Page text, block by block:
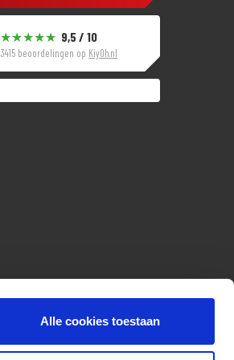
Alle cookies toestaan
9,5 / 10
3415 beoordelingen op KiyOh.nl